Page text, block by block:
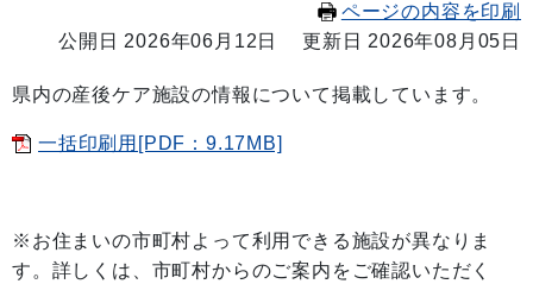
ページの内容を印刷
公開日 2026年06月12日
更新日 2026年08月05日
県内の産後ケア施設の情報について掲載しています。
一括印刷用[PDF：9.17MB]
※お住まいの市町村よって利用できる施設が異なりま
す。詳しくは、市町村からのご案内をご確認いただく